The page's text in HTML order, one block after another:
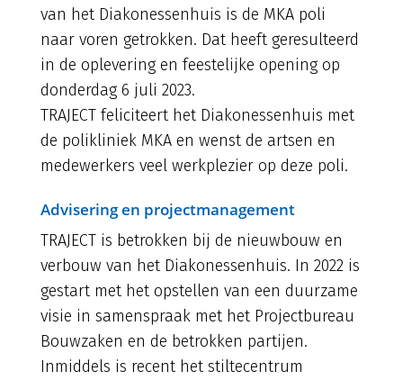
van het Diakonessenhuis is de MKA poli
naar voren getrokken. Dat heeft geresulteerd
in de oplevering en feestelijke opening op
donderdag 6 juli 2023.
TRAJECT feliciteert het Diakonessenhuis met
de polikliniek MKA en wenst de artsen en
medewerkers veel werkplezier op deze poli.
Advisering en projectmanagement
TRAJECT is betrokken bij de nieuwbouw en
verbouw van het Diakonessenhuis. In 2022 is
gestart met het opstellen van een duurzame
visie in samenspraak met het Projectbureau
Bouwzaken en de betrokken partijen.
Inmiddels is recent het stiltecentrum